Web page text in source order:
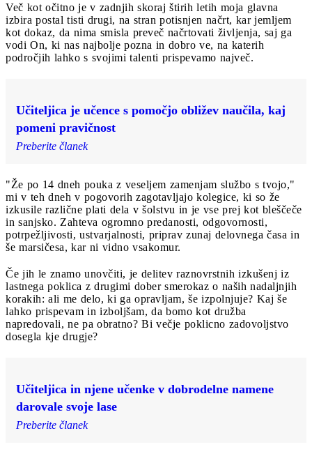
Več kot očitno je v zadnjih skoraj štirih letih moja glavna
izbira postal tisti drugi, na stran potisnjen načrt, kar jemljem
kot dokaz, da nima smisla preveč načrtovati življenja, saj ga
vodi On, ki nas najbolje pozna in dobro ve, na katerih
področjih lahko s svojimi talenti prispevamo največ.
Učiteljica je učence s pomočjo obližev naučila, kaj
pomeni pravičnost
Preberite članek
"Že po 14 dneh pouka z veseljem zamenjam službo s tvojo,"
mi v teh dneh v pogovorih zagotavljajo kolegice, ki so že
izkusile različne plati dela v šolstvu in je vse prej kot bleščeče
in sanjsko. Zahteva ogromno predanosti, odgovornosti,
potrpežljivosti, ustvarjalnosti, priprav zunaj delovnega časa in
še marsičesa, kar ni vidno vsakomur.
Če jih le znamo unovčiti, je delitev raznovrstnih izkušenj iz
lastnega poklica z drugimi dober smerokaz o naših nadaljnjih
korakih: ali me delo, ki ga opravljam, še izpolnjuje? Kaj še
lahko prispevam in izboljšam, da bomo kot družba
napredovali, ne pa obratno? Bi večje poklicno zadovoljstvo
dosegla kje drugje?
Učiteljica in njene učenke v dobrodelne namene
darovale svoje lase
Preberite članek